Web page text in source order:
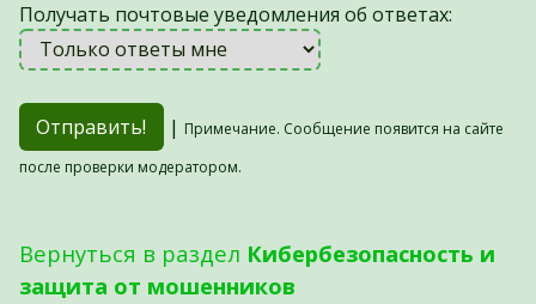
Получать почтовые уведомления об ответах:
| Примечание. Сообщение появится на сайте
после проверки модератором.
Вернуться в раздел Кибербезопасность и
защита от мошенников